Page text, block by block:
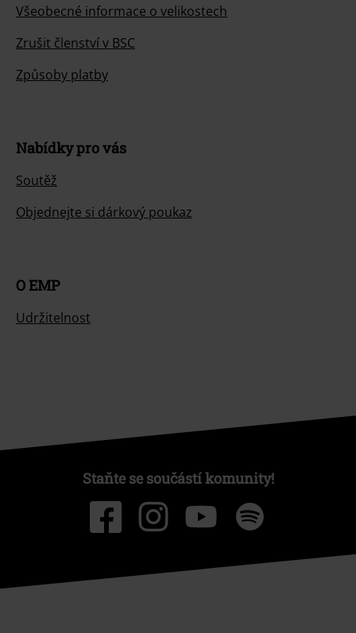
Všeobecné informace o velikostech
Zrušit členství v BSC
Způsoby platby
Nabídky pro vás
Soutěž
Objednejte si dárkový poukaz
O EMP
Udržitelnost
Staňte se součástí komunity!